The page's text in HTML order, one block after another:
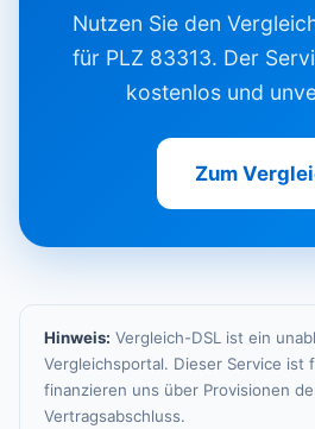
Nutzen Sie den
für PLZ 83313. Der
kostenlos und
Zum
Hinweis: Vergleich-DSL ist ein
Vergleichsportal. Dieser Service ist
finanzieren uns über Provisionen
Vertragsabschluss.